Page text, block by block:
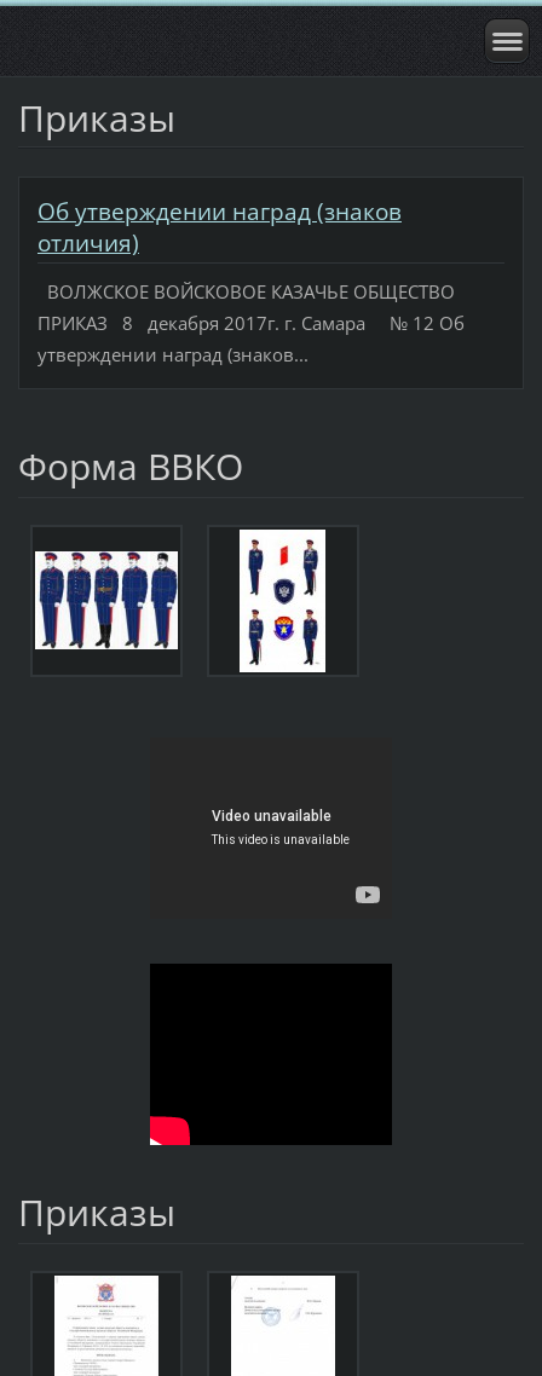
Приказы
Об утверждении наград (знаков
отличия)
ВОЛЖСКОЕ ВОЙСКОВОЕ КАЗАЧЬЕ ОБЩЕСТВО
ПРИКАЗ 8 декабря 2017г. г. Самара № 12 Об
утверждении наград (знаков...
Форма ВВКО
Приказы